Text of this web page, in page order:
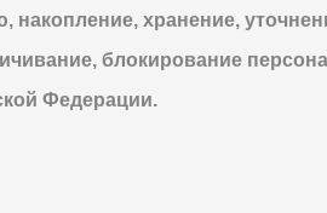
хранение,
блокирование
Федерации.